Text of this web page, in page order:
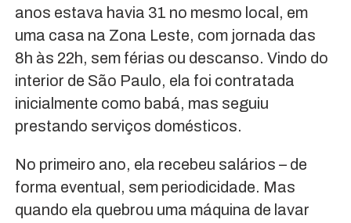
anos estava havia 31 no mesmo local, em
uma casa na Zona Leste, com jornada das
8h às 22h, sem férias ou descanso. Vindo do
interior de São Paulo, ela foi contratada
inicialmente como babá, mas seguiu
prestando serviços domésticos.
No primeiro ano, ela recebeu salários – de
forma eventual, sem periodicidade. Mas
quando ela quebrou uma máquina de lavar